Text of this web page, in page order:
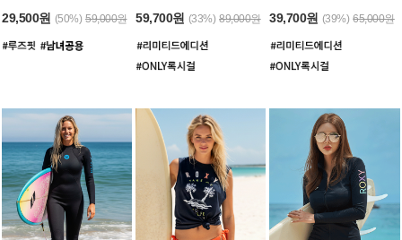
29,500원 (50%) 59,000원 59,700원 (33%) 89,000원 39,700원 (39%) 65,000원